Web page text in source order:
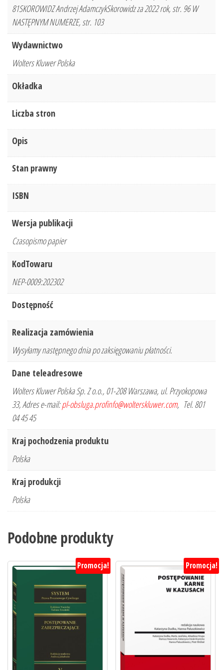
81SKOROWIDZ Andrzej AdamczykSkorowidz za 2022 rok, str. 96 W
NASTĘPNYM NUMERZE, str. 103
Wydawnictwo
Wolters Kluwer Polska
Okładka
Liczba stron
Opis
Stan prawny
ISBN
Wersja publikacji
Czasopismo papier
KodTowaru
NEP-0009:202302
Dostępność
Realizacja zamówienia
Wysyłamy następnego dnia po zaksięgowaniu płatności.
Dane teleadresowe
Wolters Kluwer Polska Sp. Z o.o., 01-208 Warszawa, ul. Przyokopowa
33, Adres e-mail:pl-obsluga.profinfo@wolterskluwer.com, Tel. 801
04 45 45
Kraj pochodzenia produktu
Polska
Kraj produkcji
Polska
Podobne produkty
Promocja! Promocja!